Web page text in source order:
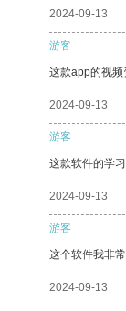
2024-09-13
游客
这款app的视频
2024-09-13
游客
这款软件的学
2024-09-13
游客
这个软件我非
2024-09-13